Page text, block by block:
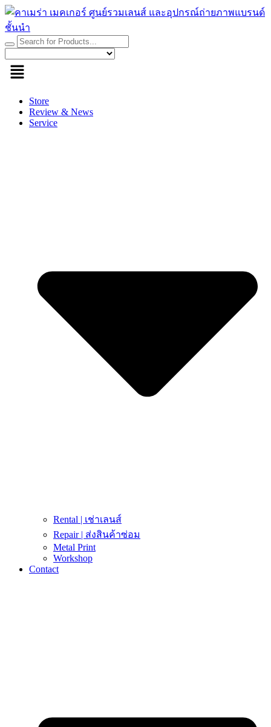
Skip
to
content
Store
Review & News
Service
Rental | เช่าเลนส์
Repair | ส่งสินค้าซ่อม
Metal Print
Workshop
Contact